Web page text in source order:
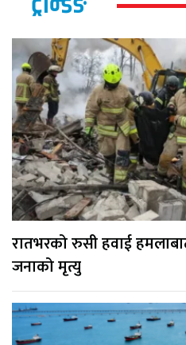
रातभरको रुसी हवाई
जनाको मृत्यु